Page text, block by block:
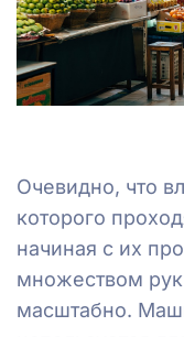
Очевидно, что
которого
начиная с их
множеством рук
масштабно.